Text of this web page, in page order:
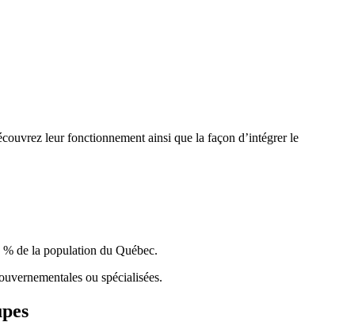
leur fonctionnement ainsi que la façon d’intégrer le
de la population du Québec.
ou spécialisées.